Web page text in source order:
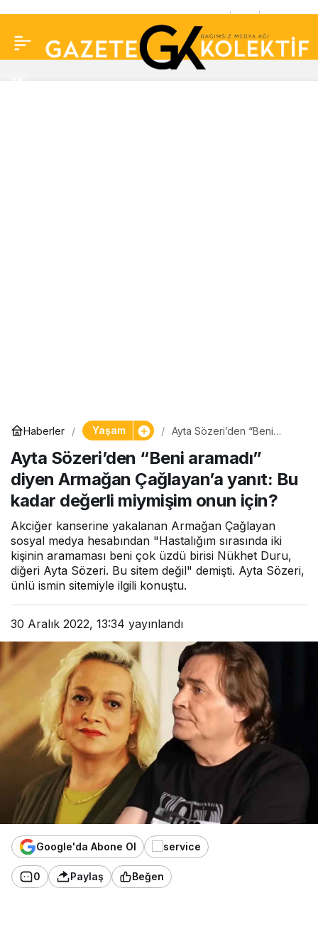
Haberler Yaşam
Ayta Sözeri’den “Beni
Çağlayan’a yanıt: Bu kadar
değerli miymişim onun için?
Ayta Sözeri’den “Beni aramadı”
diyen Armağan Çağlayan’a yanıt: Bu
kadar değerli miymişim onun için?
Akciğer kanserine yakalanan Armağan Çağlayan
sosyal medya hesabından "Hastalığım sırasında iki
kişinin aramaması beni çok üzdü birisi Nükhet Duru,
diğeri Ayta Sözeri. Bu sitem değil" demişti. Ayta Sözeri,
ünlü ismin sitemiyle ilgili konuştu.
30 Aralık 2022, 13:34 yayınlandı
Google'da Abone Ol
0 Paylaş Beğen
Murat Övüç’e tepki